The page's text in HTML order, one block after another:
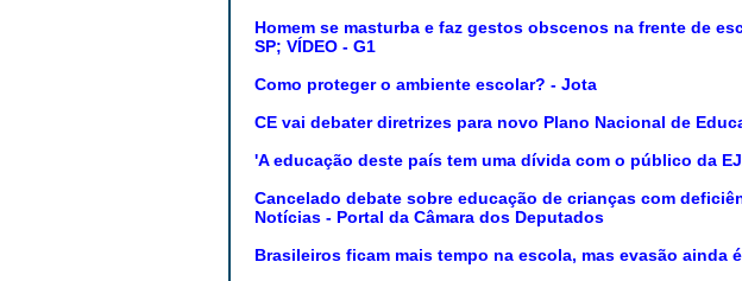
Homem se masturba e faz gestos obscenos na frente de
SP; VÍDEO - G1
Como proteger o ambiente escolar? - Jota
CE vai debater diretrizes para novo Plano Nacional de
'A educação deste país tem uma dívida com o público da
Cancelado debate sobre educação de crianças com
Notícias - Portal da Câmara dos Deputados
Brasileiros ficam mais tempo na escola, mas evasão ainda